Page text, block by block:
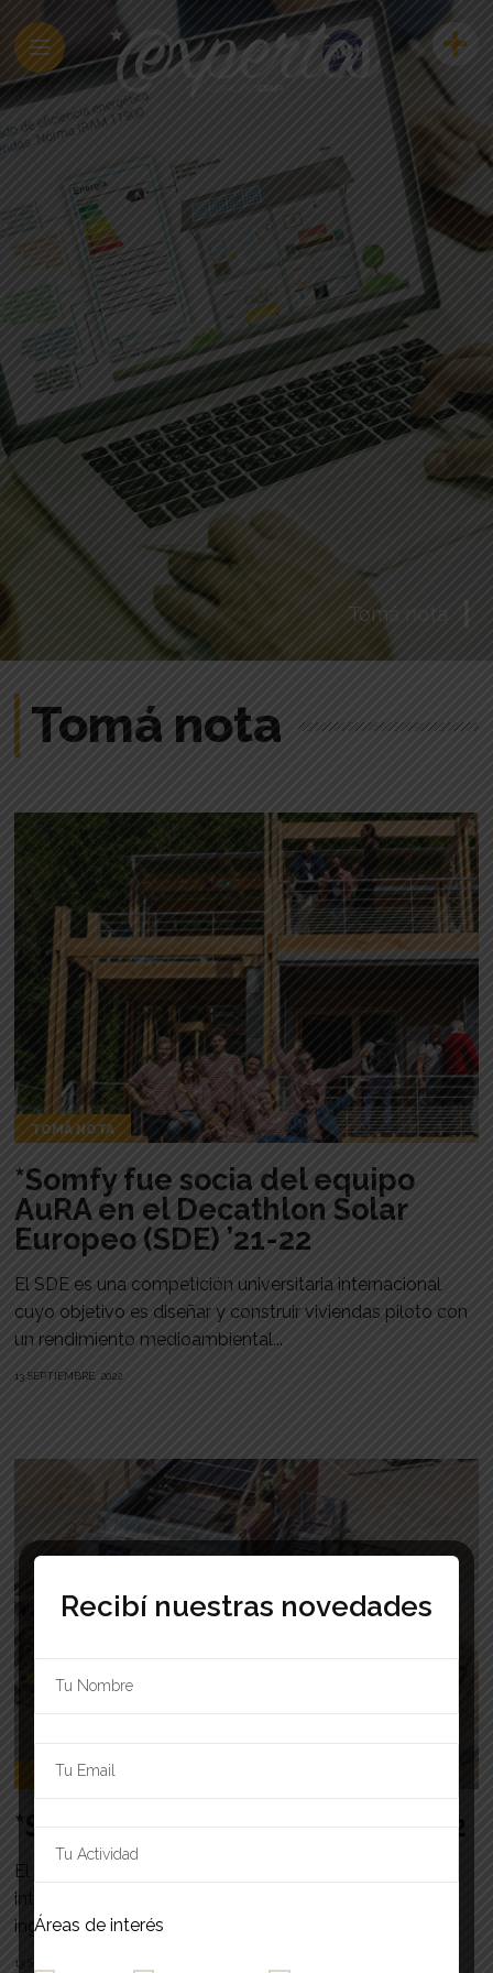
Tomá nota
Tomá nota
TOMÁ NOTA
*Somfy fue socia del equipo
AuRA en el Decathlon Solar
Europeo (SDE) ’21-22
El SDE es una competición universitaria internacional
cuyo objetivo es diseñar y construir viviendas piloto con
un rendimiento medioambiental...
13 SEPTIEMBRE, 2022
TOMÁ NOTA
*Solar Decathlon Europe ´21/22
El Solar Decathlon Europe es una competencia
internacional dirigida a estudiantes de arquitectura e
ingeniería que desafía a los...
13 SEPTIEMBRE, 2022
Recibí nuestras novedades
Áreas de interés